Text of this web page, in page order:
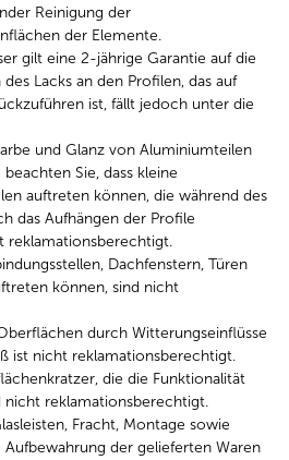
Reinigung der
der Elemente.
gilt eine 2-jährige Garantie auf die
Lacks an den Profilen, das auf
ist, fällt jedoch unter die
und Glanz von Aluminiumteilen
Sie, dass kleine
auftreten können, die während des
das Aufhängen der Profile
reklamationsberechtigt.
Dachfenstern, Türen
können, sind nicht
durch Witterungseinflüsse
ist nicht reklamationsberechtigt.
die die Funktionalität
reklamationsberechtigt.
Fracht, Montage sowie
der gelieferten Waren